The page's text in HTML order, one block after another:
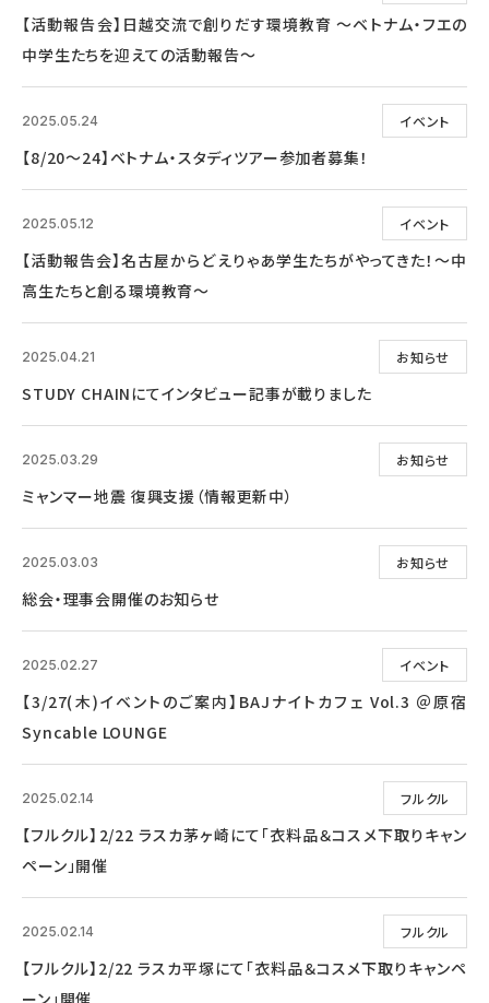
【活動報告会】日越交流で創りだす環境教育 ～ベトナム・フエの
中学生たちを迎えての活動報告～
イベント
2025.05.24
【8/20～24】ベトナム・スタディツアー参加者募集！
イベント
2025.05.12
【活動報告会】名古屋からどえりゃあ学生たちがやってきた！～中
高生たちと創る環境教育～
お知らせ
2025.04.21
STUDY CHAINにてインタビュー記事が載りました
お知らせ
2025.03.29
ミャンマー地震 復興支援（情報更新中）
お知らせ
2025.03.03
総会・理事会開催のお知らせ
イベント
2025.02.27
【3/27(木)イベントのご案内】BAJナイトカフェ Vol.3 ＠原宿
Syncable LOUNGE
フルクル
2025.02.14
【フルクル】2/22 ラスカ茅ヶ崎にて「衣料品＆コスメ下取りキャン
ペーン」開催
フルクル
2025.02.14
【フルクル】2/22 ラスカ平塚にて「衣料品＆コスメ下取りキャンペ
ーン」開催